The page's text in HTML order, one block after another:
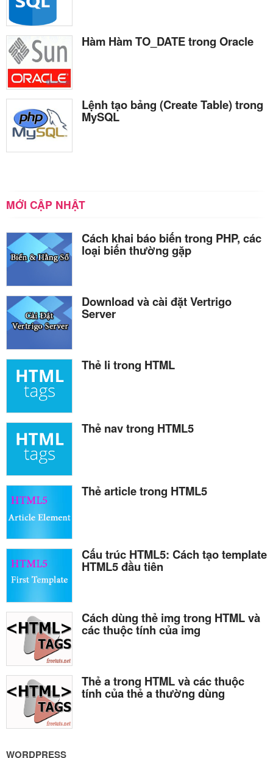
Hàm Hàm TO_DATE trong Oracle
Lệnh tạo bảng (Create Table) trong
MySQL
MỚI CẬP NHẬT
Cách khai báo biến trong PHP, các
loại biến thường gặp
Download và cài đặt Vertrigo
Server
Thẻ li trong HTML
Thẻ nav trong HTML5
Thẻ article trong HTML5
Cấu trúc HTML5: Cách tạo template
HTML5 đầu tiên
Cách dùng thẻ img trong HTML và
các thuộc tính của img
Thẻ a trong HTML và các thuộc
tính của thẻ a thường dùng
WORDPRESS